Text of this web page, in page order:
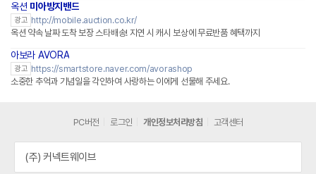
옥션 미아방지밴드
광고 http://mobile.auction.co.kr/
옥션 약속 날짜 도착 보장 스타배송! 지연 시 캐시 보상에 무료반품 혜택까지
아보라 AVORA
광고 https://smartstore.naver.com/avorashop
소중한 추억과 기념일을 각인하여 사랑하는 이에게 선물해 주세요.
PC버전 로그인 개인정보처리방침 고객센터
(주) 커넥트웨이브